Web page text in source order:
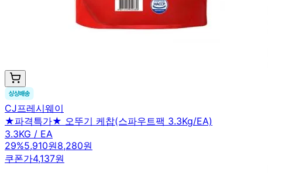
CJ프레시웨이
★파격특가★ 오뚜기 케찹(스파우트팩 3.3Kg/EA)
3.3KG / EA
29%5,910원8,280원
쿠폰가4,137원